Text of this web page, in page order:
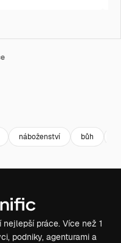
náboženství bůh
práce. Více než 1
podniky, agenturami a